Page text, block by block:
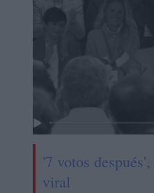
'7 votos
viral